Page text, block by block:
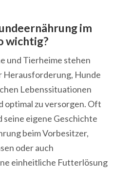
im
wichtig?
und Tierheime stehen
Herausforderung, Hunde
Lebenssituationen
optimal zu versorgen. Oft
eigene Geschichte
beim Vorbesitzer,
oder auch
einheitliche Futterlösung